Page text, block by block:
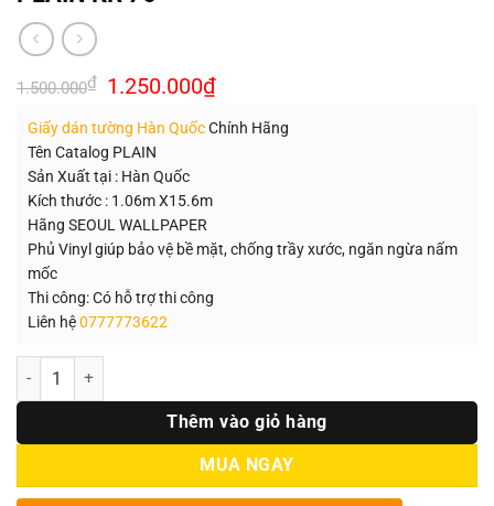
1.500.000₫ Giá
gốc
1.500.000₫.
1.250.000₫Giá
hiện
là:
Giấy dán tường Hàn QuốcChính Hãng
Tên Catalog PLAIN
Sản Xuất tại : Hàn Quốc
Kích thước : 1.06m X15.6m
Hãng SEOUL WALLPAPER
Phủ Vinyl giúp bảo vệ bề mặt, chống trầy xước, ngăn ngừa nấm
mốc
Thi công: Có hỗ trợ thi công
Liên hệ0777773622
Số lượng
Thêm vào giỏ hàng
MUA NGAY